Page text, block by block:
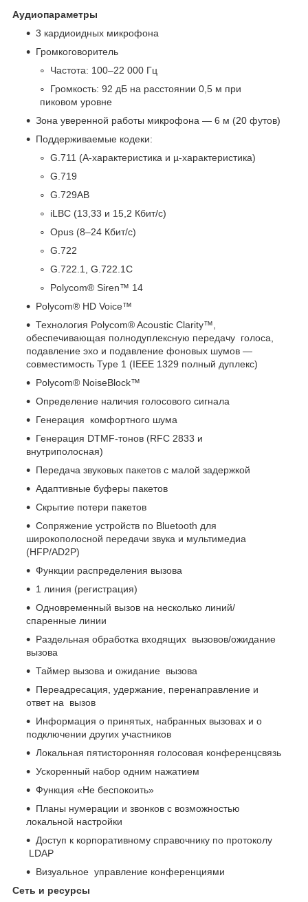
Аудиопараметры
3 кардиоидных микрофона
Громкоговоритель
Частота: 100–22 000 Гц
Громкость: 92 дБ на расстоянии 0,5 м при
пиковом уровне
Зона уверенной работы микрофона — 6 м (20 футов)
Поддерживаемые кодеки:
G.711 (A-характеристика и µ-характеристика)
G.719
G.729AB
iLBC (13,33 и 15,2 Кбит/с)
Opus (8–24 Кбит/с)
G.722
G.722.1, G.722.1C
Polycom® Siren™ 14
Polycom® HD Voice™
Технология Polycom® Acoustic Clarity™,
обеспечивающая полнодуплексную передачу голоса,
подавление эхо и подавление фоновых шумов —
совместимость Type 1 (IEEE 1329 полный дуплекс)
Polycom® NoiseBlock™
Определение наличия голосового сигнала
Генерация комфортного шума
Генерация DTMF-тонов (RFC 2833 и
внутриполосная)
Передача звуковых пакетов с малой задержкой
Адаптивные буферы пакетов
Скрытие потери пакетов
Сопряжение устройств по Bluetooth для
широкополосной передачи звука и мультимедиа
(HFP/AD2P)
Функции распределения вызова
1 линия (регистрация)
Одновременный вызов на несколько линий/
спаренные линии
Раздельная обработка входящих вызовов/ожидание
вызова
Таймер вызова и ожидание вызова
Переадресация, удержание, перенаправление и
ответ на вызов
Информация о принятых, набранных вызовах и о
подключении других участников
Локальная пятисторонняя голосовая конференцсвязь
Ускоренный набор одним нажатием
Функция «Не беспокоить»
Планы нумерации и звонков с возможностью
локальной настройки
Доступ к корпоративному справочнику по протоколу
LDAP
Визуальное управление конференциями
Сеть и ресурсы